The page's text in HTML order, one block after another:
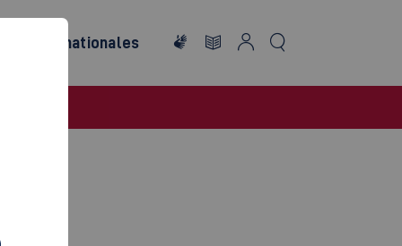
Internationales